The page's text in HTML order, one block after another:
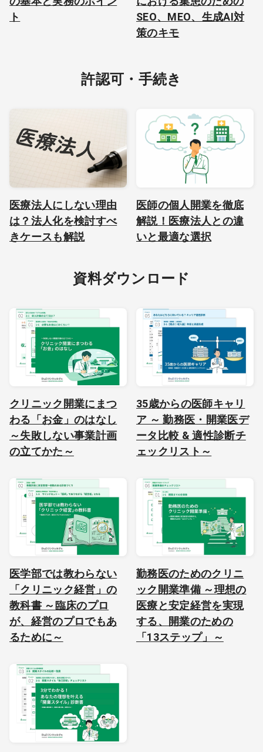
ト
SEO、MEO、生成AI対
策のキモ
許認可・手続き
医療法人にしない理由
は？法人化を検討すべ
きケースも解説
医師の個人開業を徹底
解説！医療法人との違
いと最適な選択
資料ダウンロード
クリニック開業にまつ
わる「お金」のはなし
～失敗しない事業計画
の立てかた～
35歳からの医師キャリ
ア ～ 勤務医・開業医デ
ータ比較 & 適性診断チ
ェックリスト～
医学部では教わらない
「クリニック経営」の
教科書 ～臨床のプロ
が、経営のプロでもあ
るために～
勤務医のためのクリニ
ック開業準備 ～理想の
医療と安定経営を実現
する、開業のための
「13ステップ」～